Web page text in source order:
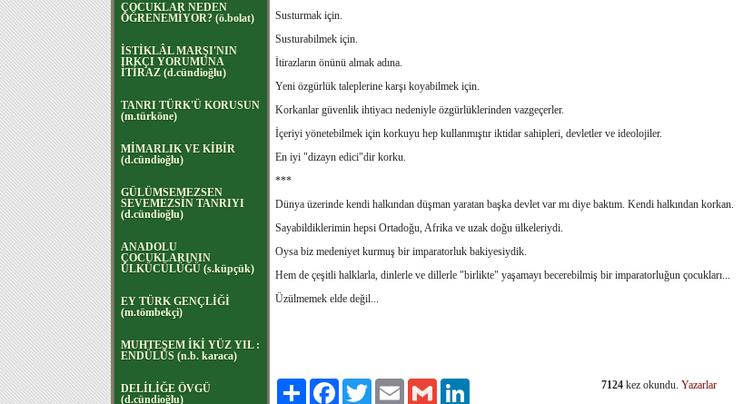
ÇOCUKLAR NEDEN
ÖĞRENEMİYOR? (ö.bolat)
İSTİKLÂL MARŞI'NIN
IRKÇI YORUMUNA
İTİRAZ (d.cündioğlu)
TANRI TÜRK'Ü KORUSUN
(m.türköne)
MİMARLIK VE KİBİR
(d.cündioğlu)
GÜLÜMSEMEZSEN
SEVEMEZSİN TANRIYI
(d.cündioğlu)
ANADOLU
ÇOCUKLARININ
ÜLKÜCÜLÜĞÜ (s.küpçük)
EY TÜRK GENÇLİĞİ
(m.tömbekçi)
MUHTEŞEM İKİ YÜZ YIL :
ENDÜLÜS (n.b. karaca)
DELİLİĞE ÖVGÜ
(d.cündioğlu)
Susturmak için.
Susturabilmek için.
İtirazların önünü almak adına.
Yeni özgürlük taleplerine karşı koyabilmek için.
Korkanlar güvenlik ihtiyacı nedeniyle özgürlüklerinden vazgeçerler.
İçeriyi yönetebilmek için korkuyu hep kullanmıştır iktidar sahipleri, devletler ve ideolojiler.
En iyi "dizayn edici"dir korku.
***
Dünya üzerinde kendi halkından düşman yaratan başka devlet var mı diye baktım. Kendi halkından korkan.
Sayabildiklerimin hepsi Ortadoğu, Afrika ve uzak doğu ülkeleriydi.
Oysa biz medeniyet kurmuş bir imparatorluk bakiyesiydik.
Hem de çeşitli halklarla, dinlerle ve dillerle "birlikte" yaşamayı becerebilmiş bir imparatorluğun çocukları...
Üzülmemek elde değil...
Paylaş FacebookTwitter Email Gmail 7124 kez okundu.Yazarlar